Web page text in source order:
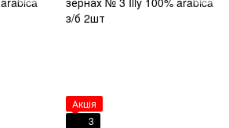
Акція
3